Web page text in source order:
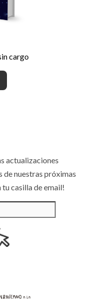
cargo
actualizaciones
de nuestras próximas
casilla de email!